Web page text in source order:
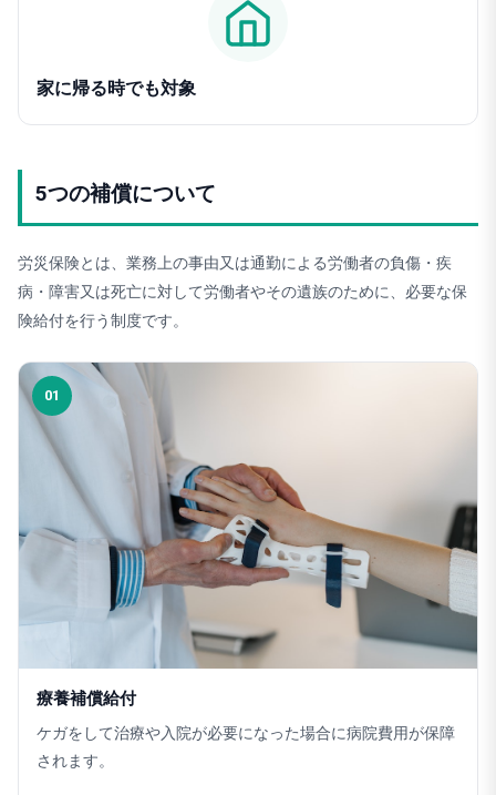
家に帰る時でも対象
5つの補償について
労災保険とは、業務上の事由又は通勤による労働者の負傷・疾
病・障害又は死亡に対して労働者やその遺族のために、必要な保
険給付を行う制度です。
01
療養補償給付
ケガをして治療や入院が必要になった場合に病院費用が保障
されます。